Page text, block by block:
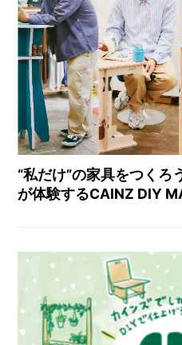
“私だけ”の家具をつくろ
が体験するCAINZ DIY